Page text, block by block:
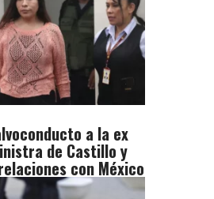
a la ex
de Castillo y
con México